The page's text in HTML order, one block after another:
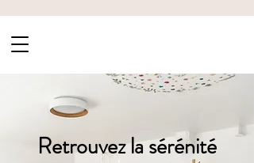
Retrouvez la sérénité